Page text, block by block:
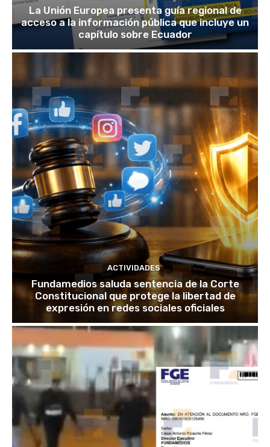
La Unión Europea presenta guía regional de
acceso a la información pública que incluye un
capítulo sobre Ecuador
ACTIVIDADES
Fundamedios saluda sentencia de la Corte
Constitucional que protege la libertad de
expresión en redes sociales oficiales